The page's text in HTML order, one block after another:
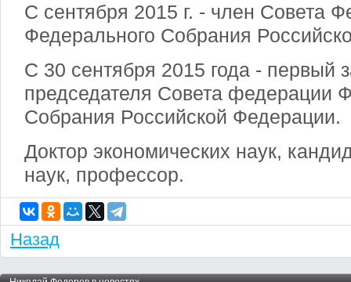
С сентября 2015 г. - член Совета
Федерального Собрания
С 30 сентября 2015 года - первый
председателя Совета федерации
Собрания Российской Федерации.
Доктор экономических наук,
наук, профессор.
Назад